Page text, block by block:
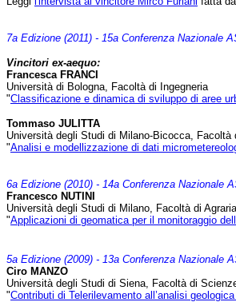
7a Edizione (2011) - 15a Conferenza Nazionale
Vincitori ex-aequo:
Francesca FRANCI
Università di Bologna, Facoltà di Ingegneria
"Classificazione e dinamica di sviluppo di aree
Tommaso JULITTA
Università degli Studi di Milano-Bicocca, Facoltà
"Analisi e modellizzazione di dati
6a Edizione (2010) - 14a Conferenza Nazionale
Francesco NUTINI
Università degli Studi di Milano, Facoltà di Agraria
"Applicazioni di geomatica per il monitoraggio
5a Edizione (2009) - 13a Conferenza Nazionale
Ciro MANZO
Università degli Studi di Siena, Facoltà di
"Contributi di Telerilevamento all’analisi